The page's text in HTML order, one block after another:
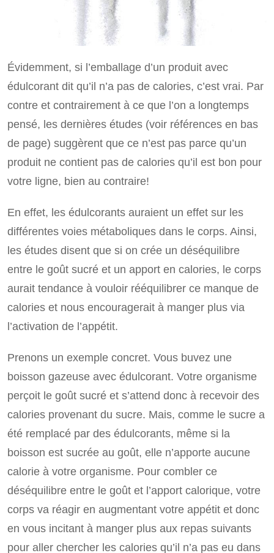
Évidemment, si l’emballage d’un produit avec
édulcorant dit qu’il n’a pas de calories, c’est vrai. Par
contre et contrairement à ce que l’on a longtemps
pensé, les dernières études (voir références en bas
de page) suggèrent que ce n’est pas parce qu’un
produit ne contient pas de calories qu’il est bon pour
votre ligne, bien au contraire!
En effet, les édulcorants auraient un effet sur les
différentes voies métaboliques dans le corps. Ainsi,
les études disent que si on crée un déséquilibre
entre le goût sucré et un apport en calories, le corps
aurait tendance à vouloir rééquilibrer ce manque de
calories et nous encouragerait à manger plus via
l’activation de l’appétit.
Prenons un exemple concret. Vous buvez une
boisson gazeuse avec édulcorant. Votre organisme
perçoit le goût sucré et s’attend donc à recevoir des
calories provenant du sucre. Mais, comme le sucre a
été remplacé par des édulcorants, même si la
boisson est sucrée au goût, elle n’apporte aucune
calorie à votre organisme. Pour combler ce
déséquilibre entre le goût et l’apport calorique, votre
corps va réagir en augmentant votre appétit et donc
en vous incitant à manger plus aux repas suivants
pour aller chercher les calories qu’il n’a pas eu dans